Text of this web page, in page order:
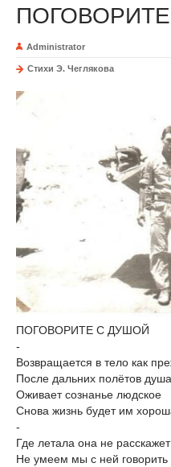
Administrator
Стихи Э. Чеглякова
ПОГОВОРИТЕ С ДУШОЙ
-
Возвращается в тело как
После дальних полётов душа
Оживает сознанье людское
Снова жизнь будет им
-
Где летала она не расскажет
Не умеем мы с ней говорить